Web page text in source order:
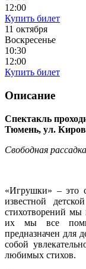
12:00
Купить билет
11 октября
Воскресенье
10:30
12:00
Купить билет
Описание
Спектакль
Тюмень, ул.
Свободная рассадка
«Игрушки» – это
известной
стихотворений мы
их мы все
предназначен для
собой
любимых стихов.